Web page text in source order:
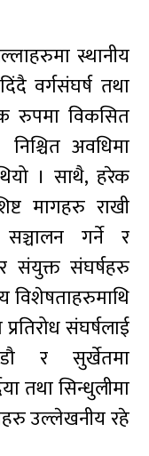
स्थानीय
वर्गसंघर्ष तथा
रुपमा विकसित
अवधिमा
थियो । साथै, हरेक
मागहरु राखी
सञ्चालन गर्ने र
संयुक्त संघर्षहरु
विशेषताहरुमाथि
संघर्षलाई
र सुर्खेतमा
तथा सिन्धुलीमा
उल्लेखनीय रहे